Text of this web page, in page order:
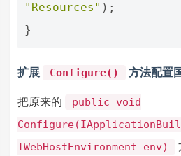
"Resources" );
}
扩展 Configure()
方法配置
把原来的
public void
IWebHostEnvironment env)